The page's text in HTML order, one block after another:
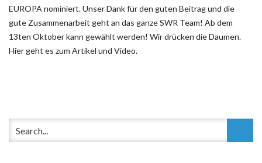
EUROPA nominiert. Unser Dank für den guten Beitrag und die
gute Zusammenarbeit geht an das ganze SWR Team! Ab dem
13ten Oktober kann gewählt werden! Wir drücken die Daumen.
Hier geht es zum Artikel und Video.